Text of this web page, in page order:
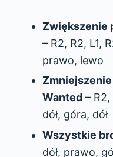
Zwiększenie
– R2, R2, L1,
prawo, lewo
Wanted– R2,
dół, góra, dół
Wszystkie
dół, prawo,